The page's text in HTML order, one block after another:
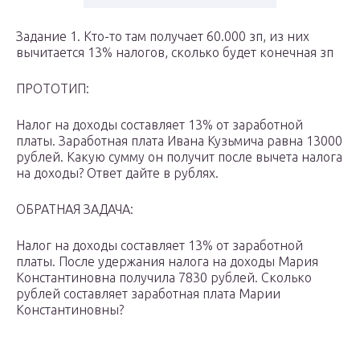
Задание 1. Кто-то там получает 60.000 зп, из них
вычитается 13% налогов, сколько будет конечная зп
ПРОТОТИП:
Налог на доходы составляет 13% от заработной
платы. Заработная плата Ивана Кузьмича равна 13000
рублей. Какую сумму он получит после вычета налога
на доходы? Ответ дайте в рублях.
ОБРАТНАЯ ЗАДАЧА:
Налог на доходы составляет 13% от заработной
платы. После удержания налога на доходы Мария
Константиновна получила 7830 рублей. Сколько
рублей составляет заработная плата Марии
Константиновны?